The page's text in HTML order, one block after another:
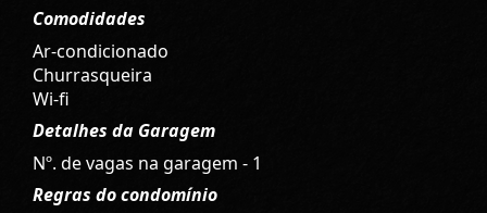
Comodidades
Ar-condicionado
Churrasqueira
Wi-fi
Detalhes da Garagem
Nº. de vagas na garagem - 1
Regras do condomínio